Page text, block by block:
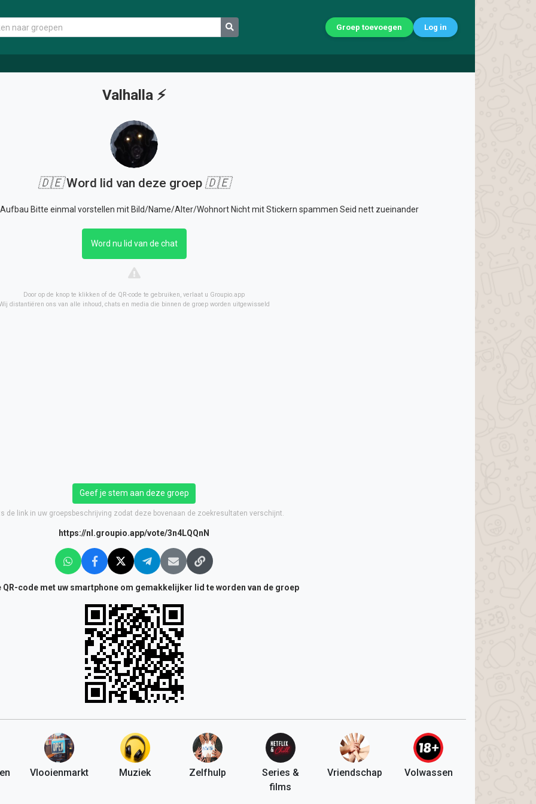
Groep toevoegen Log in
Valhalla ⚡️
🇩🇪Word lid van deze groep 🇩🇪
Bitte einmal vorstellen mit Bild/Name/Alter/Wohnort Nicht mit Stickern spammen Seid nett zueinander
Word nu lid van de chat
Door op de knop te klikken of de QR-code te gebruiken, verlaat u Groupio.app
distantiëren ons van alle inhoud, chats en media die binnen de groep worden uitgewisseld
Geef je stem aan deze groep
de link in uw groepsbeschrijving zodat deze bovenaan de zoekresultaten verschijnt.
https://nl.groupio.app/vote/3n4LQQnN
QR-code met uw smartphone om gemakkelijker lid te worden van de groep
Vlooienmarkt Muziek Zelfhulp
Series &
films
Vriendschap Volwassen